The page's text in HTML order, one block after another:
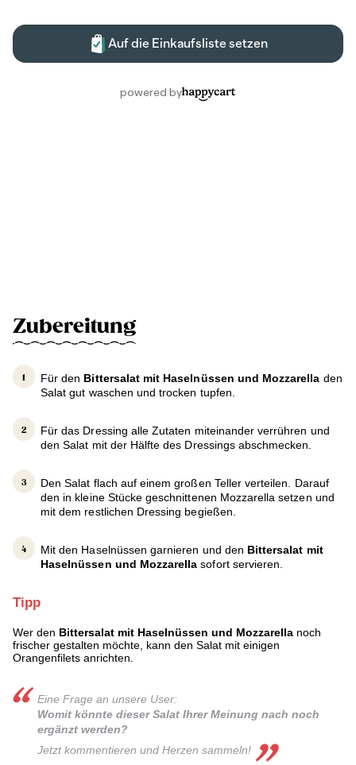
Zubereitung
Für den Bittersalat mit Haselnüssen und Mozzarella den
Salat gut waschen und trocken tupfen.
Für das Dressing alle Zutaten miteinander verrühren und
den Salat mit der Hälfte des Dressings abschmecken.
Den Salat flach auf einem großen Teller verteilen. Darauf
den in kleine Stücke geschnittenen Mozzarella setzen und
mit dem restlichen Dressing begießen.
Mit den Haselnüssen garnieren und den Bittersalat mit
Haselnüssen und Mozzarellasofort servieren.
Tipp
Wer den Bittersalat mit Haselnüssen und Mozzarella noch
frischer gestalten möchte, kann den Salat mit einigen
Orangenfilets anrichten.
Eine Frage an unsere User:
Womit könnte dieser Salat Ihrer Meinung nach noch
ergänzt werden?
Jetzt kommentieren und Herzen sammeln!